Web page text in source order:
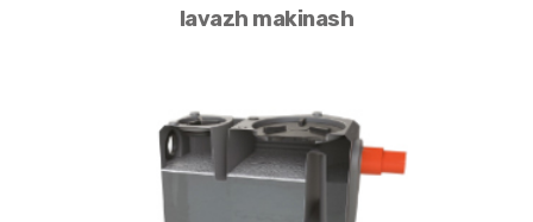
lavazh makinash